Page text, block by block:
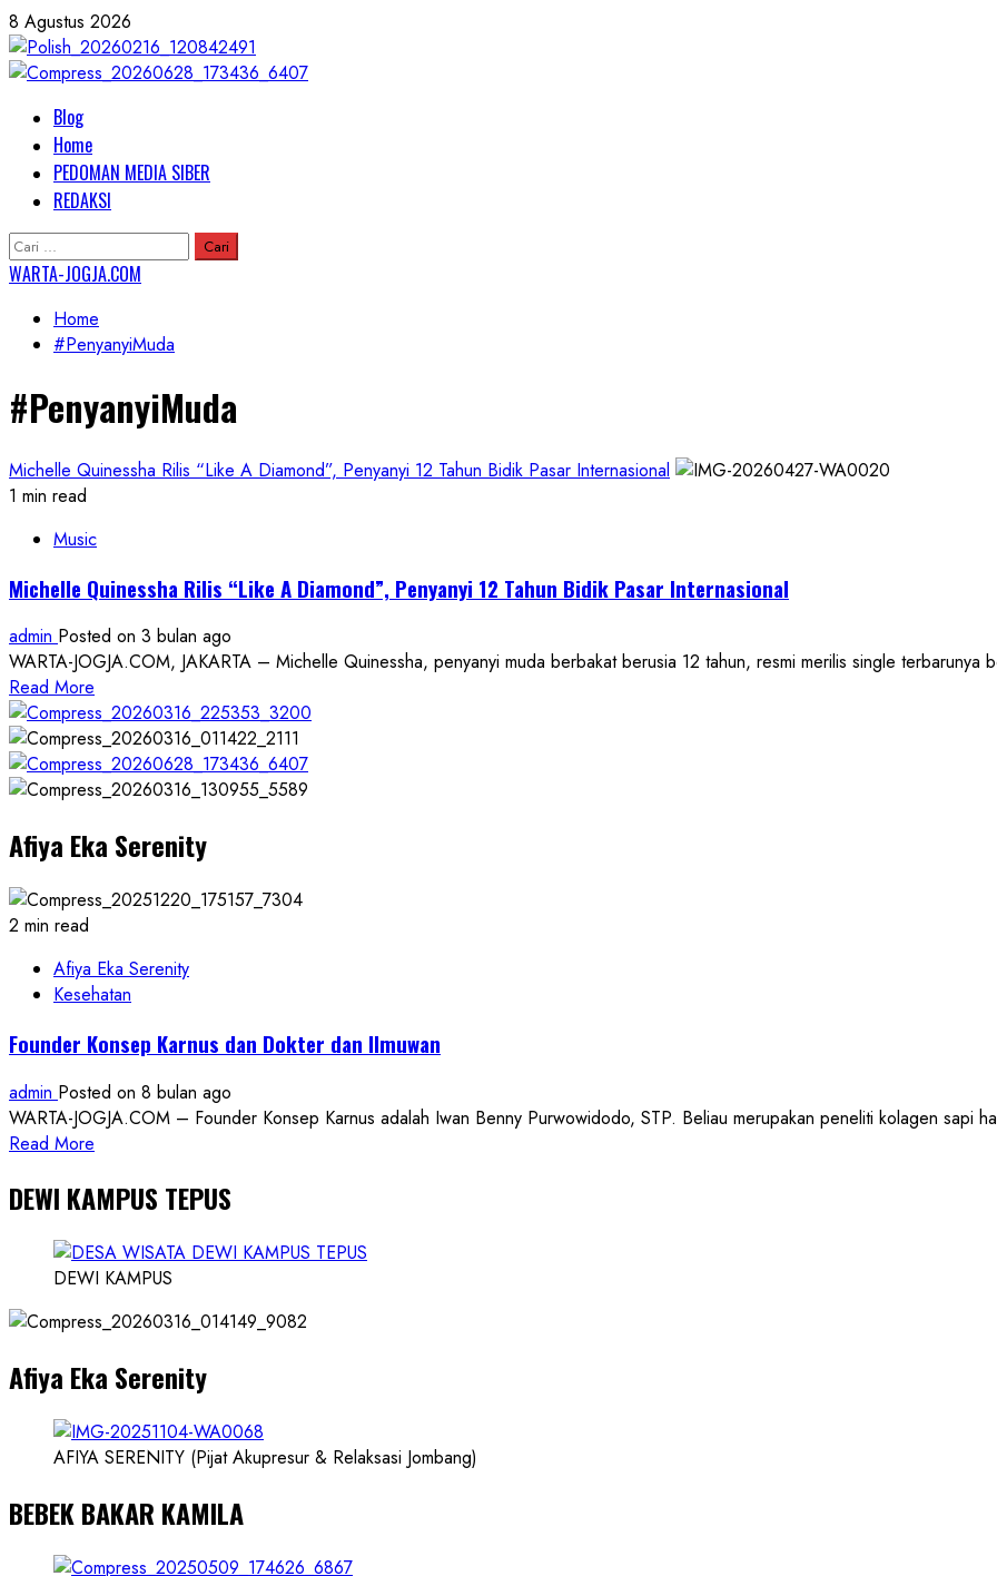
Skip
to
content
8 Agustus 2026
Primary
Menu
Blog
Home
PEDOMAN MEDIA SIBER
REDAKSI
Cari
untuk:
WARTA-JOGJA.COM
Home
#PenyanyiMuda
#PenyanyiMuda
Michelle Quinessha Rilis “Like A Diamond”, Penyanyi 12 Tahun Bidik Pasar Internasional
1 min read
Music
Michelle Quinessha Rilis “Like A Diamond”, Penyanyi 12 Tahun Bidik Pasar Internasional
admin Posted on 3 bulan ago
WARTA-JOGJA.COM, JAKARTA – Michelle Quinessha, penyanyi muda berbakat berusia 12 tahun, resmi merilis single terbarunya
Read More
more
about
Michelle
Quinessha
“Like
A
Diamond”,
Penyanyi
Tahun
Bidik
Internasional
Afiya Eka Serenity
2 min read
Afiya Eka Serenity
Kesehatan
Founder Konsep Karnus dan Dokter dan Ilmuwan
admin Posted on 8 bulan ago
WARTA-JOGJA.COM – Founder Konsep Karnus adalah Iwan Benny Purwowidodo, STP. Beliau merupakan peneliti kolagen sapi
Read More
about
Konsep
Karnus
Dokter
Ilmuwan
DEWI KAMPUS TEPUS
DEWI KAMPUS
Afiya Eka Serenity
AFIYA SERENITY (Pijat Akupresur & Relaksasi Jombang)
BEBEK BAKAR KAMILA